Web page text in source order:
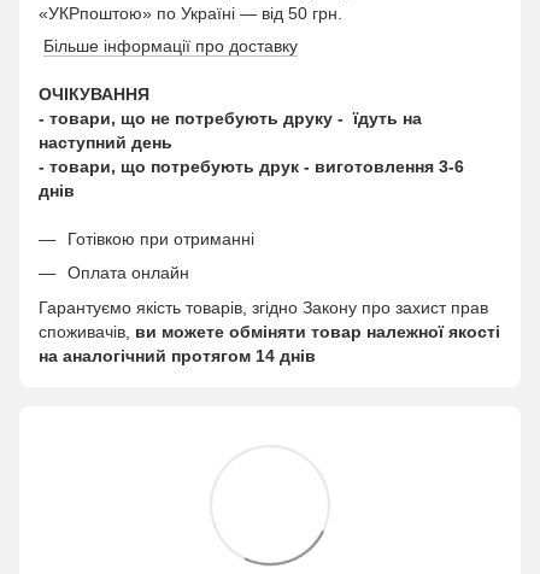
«УКРпоштою» по Україні — від 50 грн.
Більше інформації про доставку
ОЧІКУВАННЯ
- товари, що не потребують друку - їдуть на
наступний день
- товари, що потребують друк - виготовлення 3-6
днів
Готівкою при отриманні
Оплата онлайн
Гарантуємо якість товарів, згідно Закону про захист прав
споживачів, ви можете обміняти товар належної якості
на аналогічний протягом 14 днів